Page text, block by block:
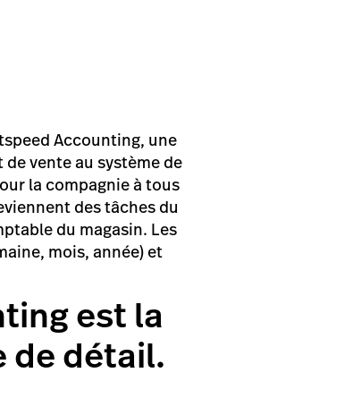
Accounting, une
vente au système de
la compagnie à tous
des tâches du
du magasin. Les
mois, année) et
est la
de détail.